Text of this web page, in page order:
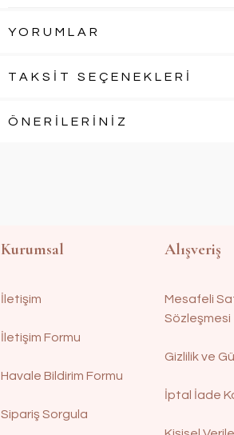
YORUMLAR
TAKSİT SEÇENEKLERİ
ÖNERİLERİNİZ
Kurumsal
İletişim
İletişim Formu
Havale Bildirim Formu
Sipariş Sorgula
Alışveriş
Mesafeli
Sözleşmesi
Gizlilik ve
İptal İade